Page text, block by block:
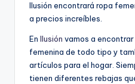
Ilusión encontrará ropa
a precios increíbles.
En Ilusión vamos a encontrar
femenina de todo tipo y
artículos para el hogar.
tienen diferentes rebajas